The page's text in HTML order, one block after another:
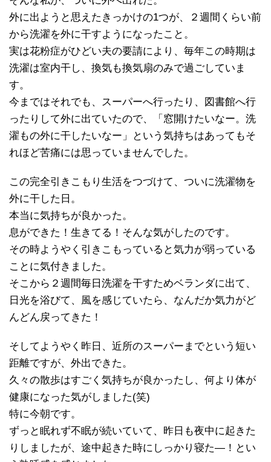
外に出ようと思えたきっかけの1つが、２週間くらい前
から洗濯を外に干すようになったこと。
実は花粉症がひどい夫の要請により、毎年この時期は
洗濯は室内干し、換気も換気扇のみで過ごしていま
す。
今まではそれでも、スーパーへ行ったり、図書館へ行
ったりして外に出ていたので、「窓開けたいなー。洗
濯もの外に干したいなー」という気持ちはあってもそ
れほど苦痛には思っていませんでした。
この完全引きこもり生活をつづけて、ついに洗濯物を
外に干した日。
本当に気持ちが良かった。
息ができた！生きてる！そんな気がしたのです。
その時ようやく引きこもっていると気力が弱っている
ことに気付きました。
そこから２週間毎日洗濯を干すためベランダに出て、
日光を浴びて、風を感じていたら、なんだか気力がど
んどん戻ってきた！
そしてようやく昨日、近所のスーパーまでという短い
距離ですが、外出できた。
久々の散歩はすごく気持ちが良かったし、何より体が
健康になった気がしました(笑)
特に今朝です。
ずっと眠れず不眠が続いていて、昨日も夜中に起きた
りしましたが、途中起きた時にしっかり寝た―！とい